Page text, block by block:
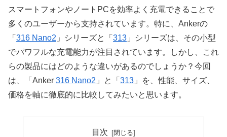
スマートフォンやノートPCを効率よく充電できることで
多くのユーザーから支持されています。特に、Ankerの
「 316 Nano2 」シリーズと「 313 」シリーズは、その小型
でパワフルな充電能力が注目されています。しかし、これ
らの製品にはどのような違いがあるのでしょうか？今回
は、「Anker 316 Nano2 」と「 313 」を、性能、サイズ、
価格を軸に徹底的に比較してみたいと思います。
目次